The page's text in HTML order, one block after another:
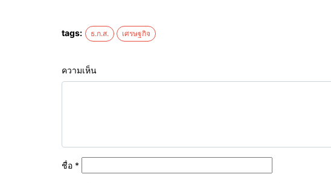
tags: ธ.ก.ส. เศรษฐกิจ
ความเห็น
ชื่อ *